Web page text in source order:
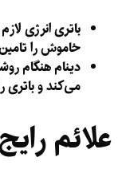
باتریانرژی
خاموش را
دینامهنگام
می‌کند وباتری
علائم